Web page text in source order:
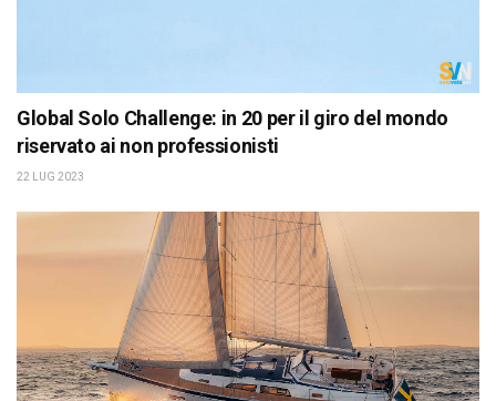
Global Solo Challenge: in 20 per il giro del mondo
riservato ai non professionisti
22 LUG 2023